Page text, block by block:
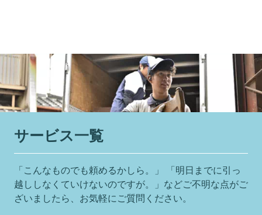
サービス一覧
「こんなものでも頼めるかしら。」 「明日までに引っ
越ししなくていけないのですが。」などご不明な点がご
ざいましたら、お気軽にご質問ください。